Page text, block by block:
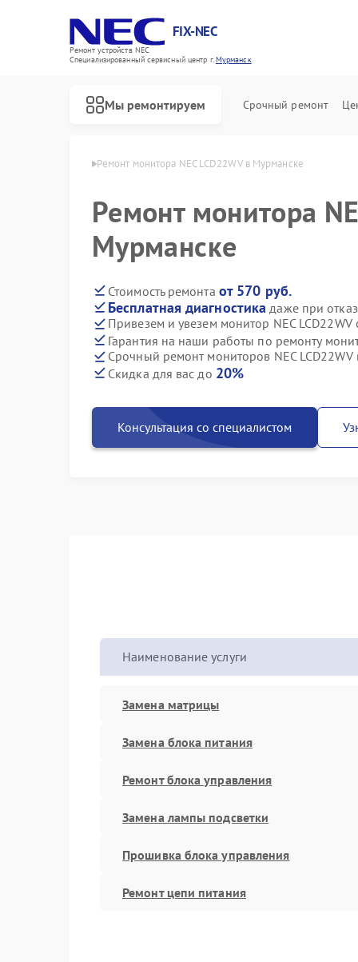
FIX-NEC
Ремонт устройств NEC
Специализированный cервисный центр г.Мурманск
Мы ремонтируем Срочный ремонт
Ремонт монитора NEC LCD22WV в Мурманске
Ремонт монитора
Мурманске
Стоимость ремонта от 570 руб.
Бесплатная диагностика даже при
Привезем и увезем монитор NEC LCD22WV
Гарантия на наши работы по ремонту
Срочный ремонт мониторов NEC LCD22WV
Скидка для вас до 20%
Консультация со специалистом
Наименование услуги
Замена матрицы
Замена блока питания
Ремонт блока управления
Замена лампы подсветки
Прошивка блока управления
Ремонт цепи питания